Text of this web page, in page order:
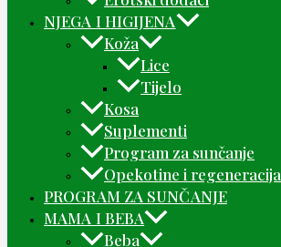
NJEGA I HIGIJENA
Koža
Lice
Tijelo
Kosa
Suplementi
Program za sunčanje
Opekotine i regeneracija
PROGRAM ZA SUNČANJE
MAMA I BEBA
Beba